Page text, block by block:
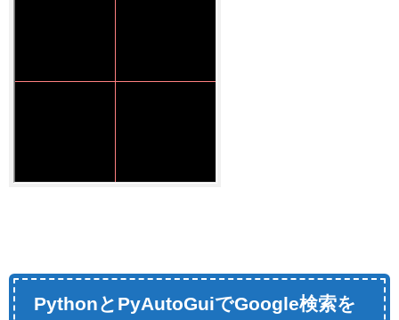
PythonとPyAutoGuiでGoogle検索を